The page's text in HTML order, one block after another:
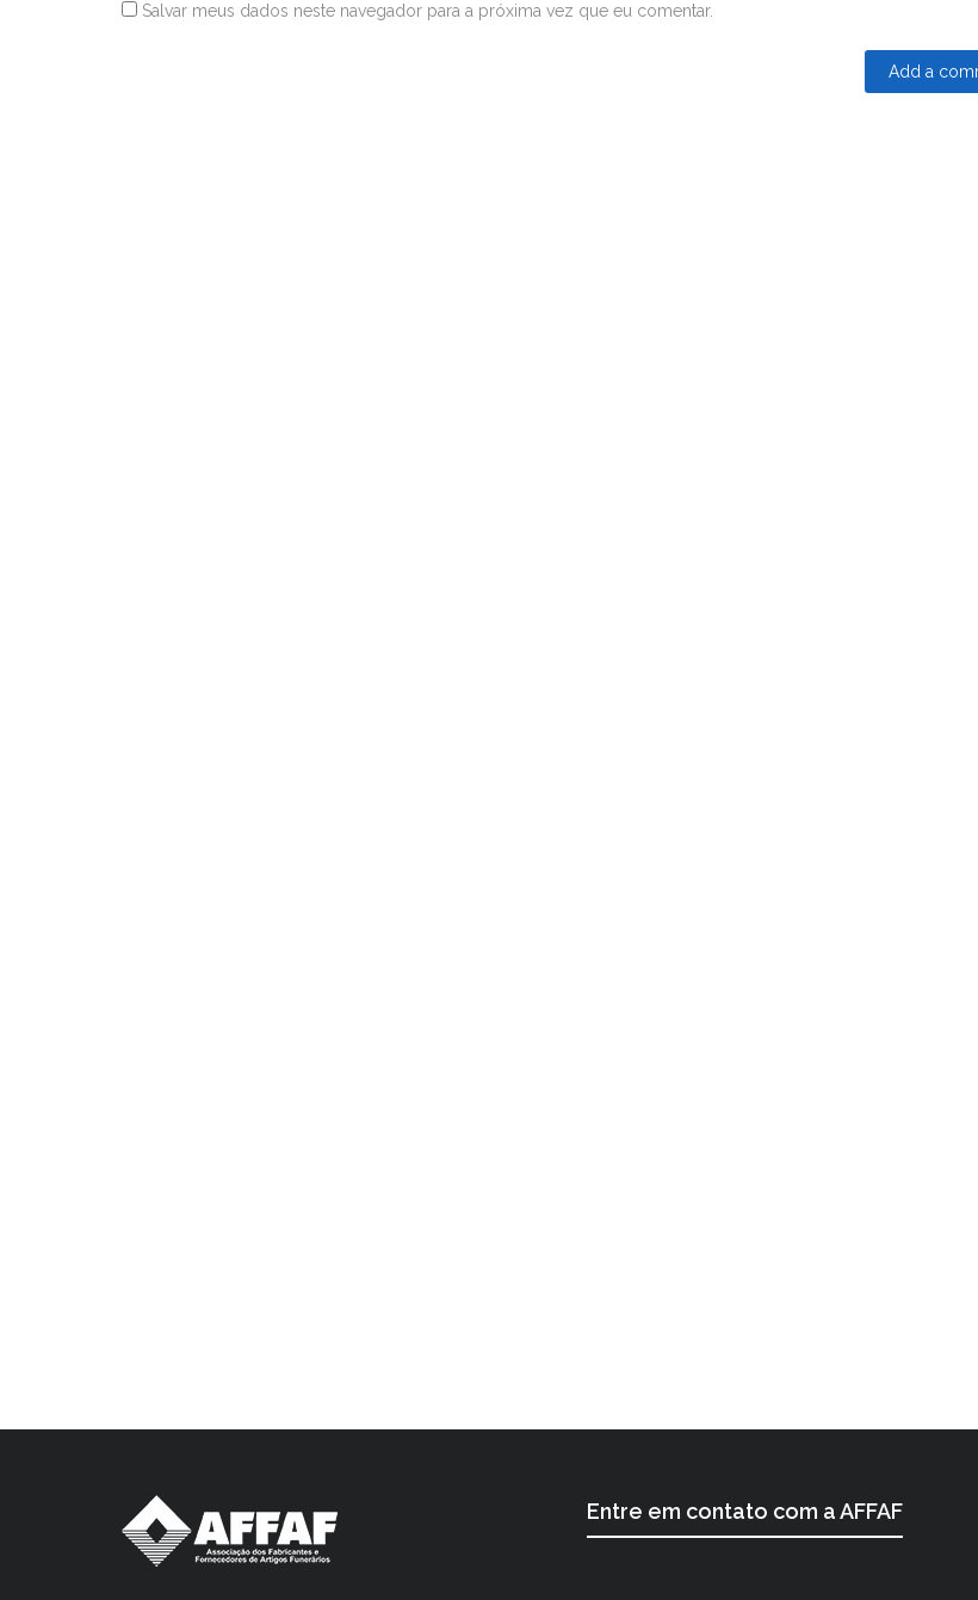
Salvar meus dados neste navegador para a próxima vez que eu comentar.
Entre em contato com a AFFAF